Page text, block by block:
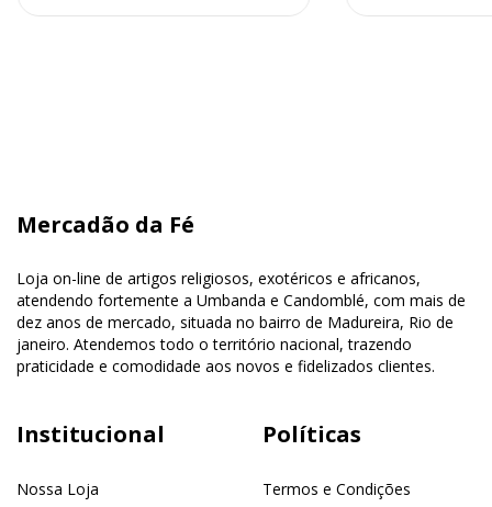
Mercadão da Fé
Loja on-line de artigos religiosos, exotéricos e africanos,
atendendo fortemente a Umbanda e Candomblé, com mais de
dez anos de mercado, situada no bairro de Madureira, Rio de
janeiro. Atendemos todo o território nacional, trazendo
praticidade e comodidade aos novos e fidelizados clientes.
Institucional
Nossa Loja
Políticas
Termos e Condições